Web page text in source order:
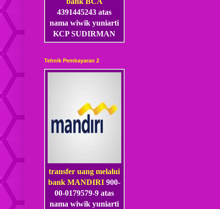
4391445243 atas
nama wiwik yuniarti
KCP SUDIRMAN
Tehnik Pembayaran 2
transfer uang melalui
bank MANDIRI900-
00-0179579-9 atas
nama wiwik yuniarti